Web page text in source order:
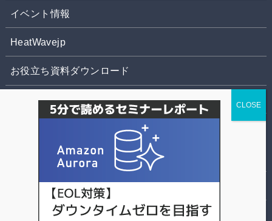
イベント情報
HeatWavejp
お役立ち資料ダウンロード
お問合せ
株式会社パソナデータ&デザイン
個人情報の取扱いについて